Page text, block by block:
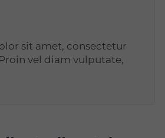
sit amet, consectetur
vel diam vulputate,